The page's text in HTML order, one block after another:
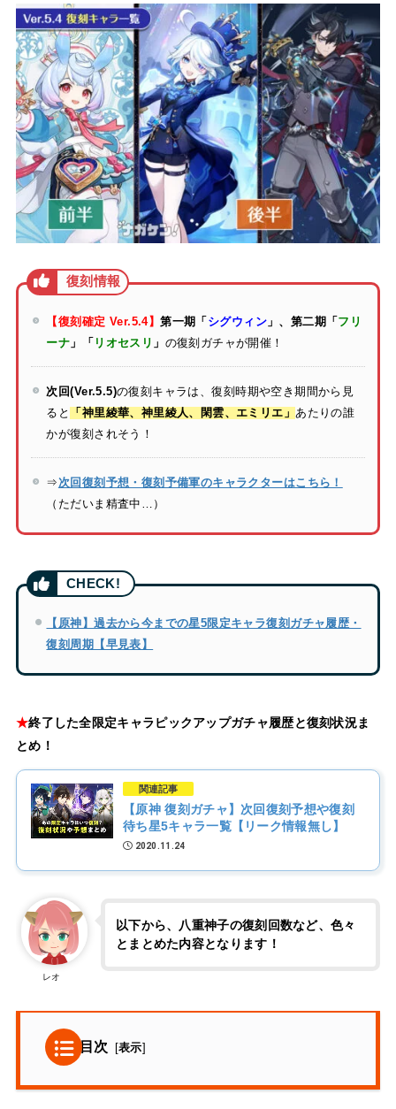
【復刻確定 Ver.5.4】第一期「シグウィン」、第二期「フリ
ーナ 」「 リオセスリ 」 の復刻ガチャが開催！
次回(Ver.5.5)の復刻キャラは、復刻時期や空き期間から見
ると
「神里綾華、神里綾人、閑雲、エミリエ」 あたりの誰
かが復刻されそう！
⇒ 次回復刻予想・復刻予備軍のキャラクターはこちら！
（ただいま精査中…）
【原神】過去から今までの星5限定キャラ復刻ガチャ履歴・
復刻周期【早見表】
★終了した全限定キャラピックアップガチャ履歴と復刻状況ま
とめ！
関連記事
【原神 復刻ガチャ】次回復刻予想や復刻
待ち星5キャラ一覧【リーク情報無し】
2020.11.24
レオ
以下から、八重神子の復刻回数など、色々
とまとめた内容となります！
目次 [表示]